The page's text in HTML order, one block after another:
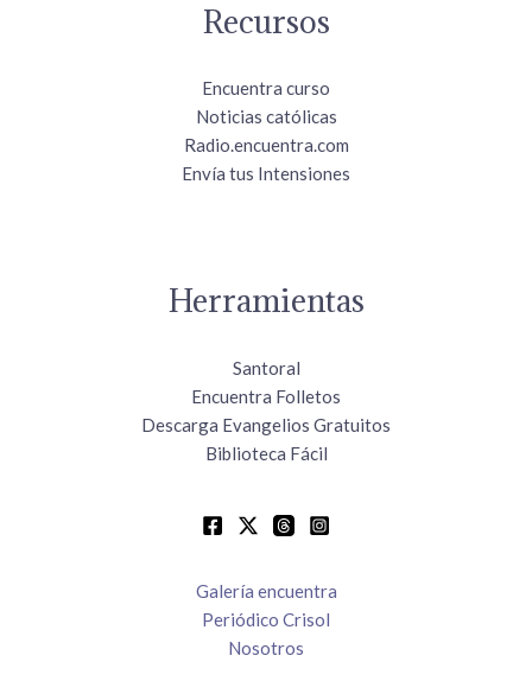
Recursos
Encuentra curso
Noticias católicas
Radio.encuentra.com
Envía tus Intensiones
Herramientas
Santoral
Encuentra Folletos
Descarga Evangelios Gratuitos
Biblioteca Fácil
Galería encuentra
Periódico Crisol
Nosotros